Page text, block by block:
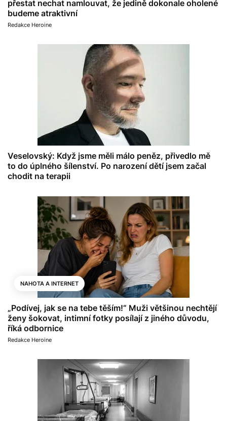
přestat nechat namlouvat, že jedině dokonale oholené
budeme atraktivní
Redakce Heroine
Veselovský: Když jsme měli málo peněz, přivedlo mě
to do úplného šílenství. Po narození dětí jsem začal
chodit na terapii
NAHOTA A INTERNET
„Podívej, jak se na tebe těším!“ Muži většinou nechtějí
ženy šokovat, intimní fotky posílají z jiného důvodu,
říká odbornice
Redakce Heroine